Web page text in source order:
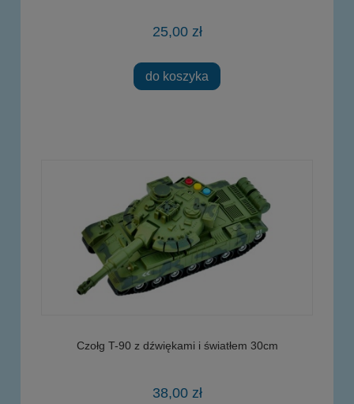
25,00 zł
do koszyka
Czołg T-90 z dźwiękami i światłem 30cm
38,00 zł